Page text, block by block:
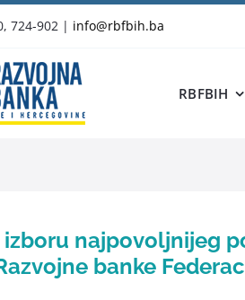
724-902 | info@rbfbih.ba
RBFBIH
najpovoljnijeg
banke